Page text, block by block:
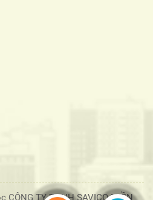
CÔNG TY TNHH SAVICO MIỀN